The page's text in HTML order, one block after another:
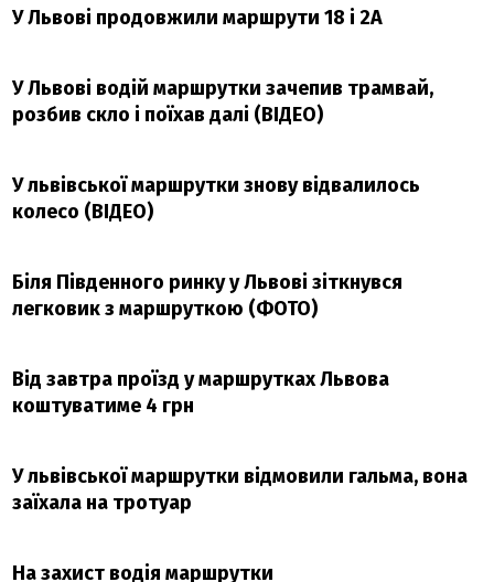
У Львові продовжили маршрути 18 і 2А
У Львові водій маршрутки зачепив трамвай,
розбив скло і поїхав далі (ВІДЕО)
У львівської маршрутки знову відвалилось
колесо (ВІДЕО)
Біля Південного ринку у Львові зіткнувся
легковик з маршруткою (ФОТО)
Від завтра проїзд у маршрутках Львова
коштуватиме 4 грн
У львівської маршрутки відмовили гальма, вона
заїхала на тротуар
На захист водія маршрутки